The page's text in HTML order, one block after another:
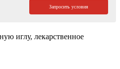
Запросить условия
иглу, лекарственное